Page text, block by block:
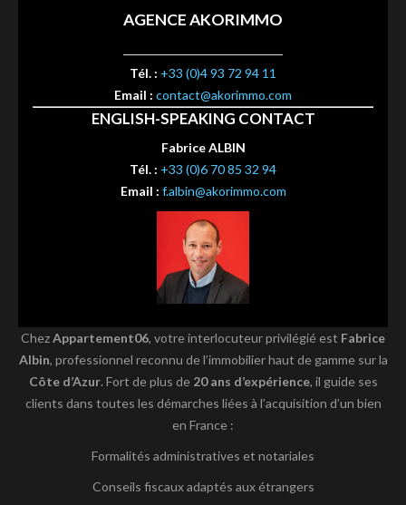
AGENCE AKORIMMO
Tél. : +33 (0)4 93 72 94 11
Email : contact@akorimmo.com
ENGLISH-SPEAKING CONTACT
Fabrice ALBIN
Tél. : +33 (0)6 70 85 32 94
Email : f.albin@akorimmo.com
ChezAppartement06, votre interlocuteur privilégié est Fabrice
Albin, professionnel reconnu de l’immobilier haut de gamme sur la
Côte d’Azur. Fort de plus de 20 ans d’expérience, il guide ses
clients dans toutes les démarches liées à l’acquisition d’un bien
en France :
Formalités administratives et notariales
Conseils fiscaux adaptés aux étrangers